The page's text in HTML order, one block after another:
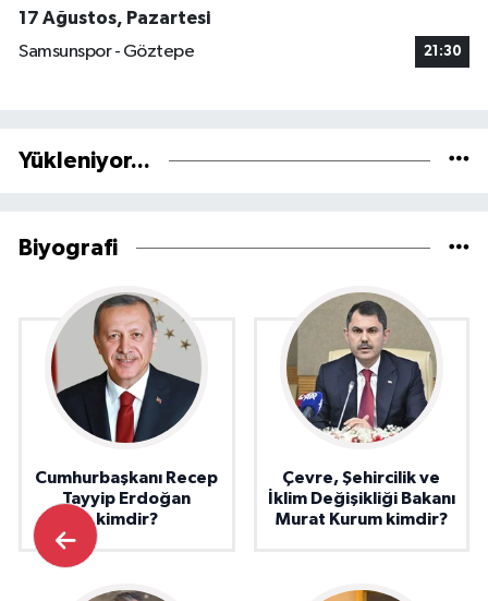
17 Ağustos, Pazartesi
Samsunspor - Göztepe
21:30
Yükleniyor...
Biyografi
Cumhurbaşkanı Recep
Tayyip Erdoğan
kimdir?
Çevre, Şehircilik ve
İklim Değişikliği Bakanı
Murat Kurum kimdir?